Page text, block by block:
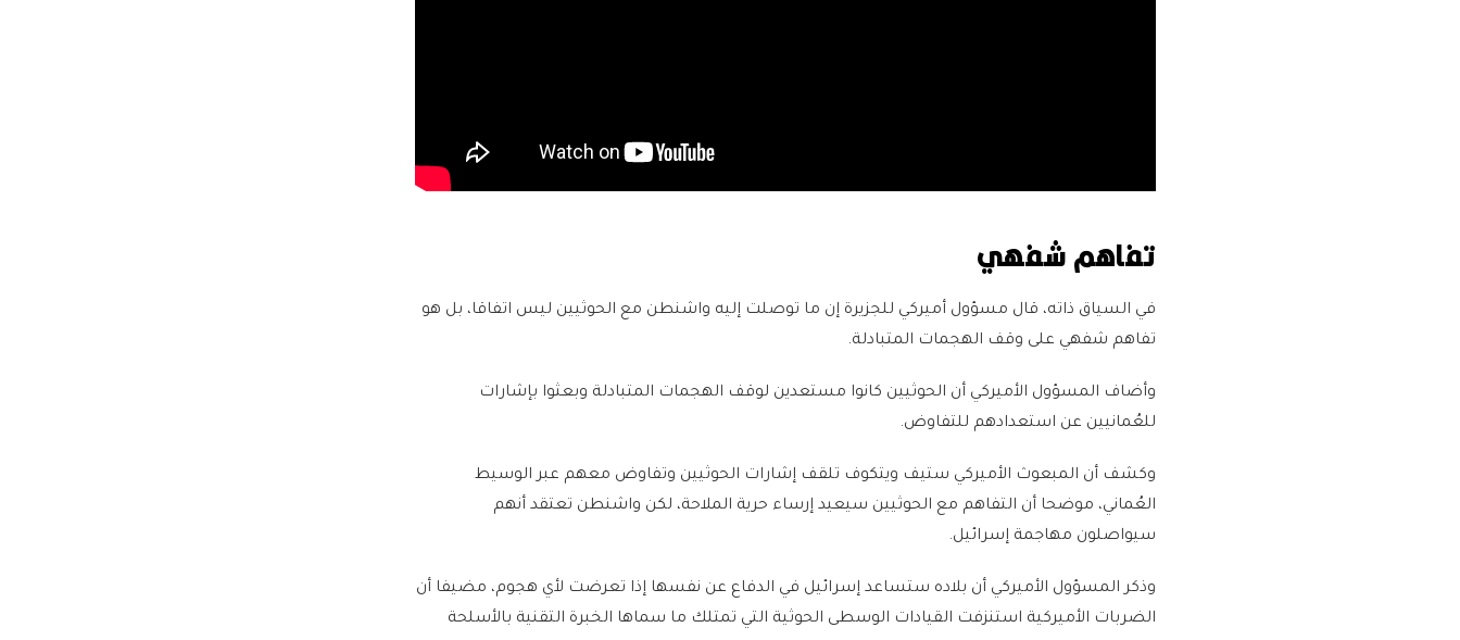
تفاهم شفهي
في السياق ذاته، قال مسؤول أميركي للجزيرة إن ما توصلت إليه واشنطن مع الحوثيين ليس اتفاقا، بل هو
تفاهم شفهي على وقف الهجمات المتبادلة.
وأضاف المسؤول الأميركي أن الحوثيين كانوا مستعدين لوقف الهجمات المتبادلة وبعثوا بإشارات
للعُمانيين عن استعدادهم للتفاوض.
وكشف أن المبعوث الأميركي ستيف ويتكوف تلقف إشارات الحوثيين وتفاوض معهم عبر الوسيط
العُماني، موضحا أن التفاهم مع الحوثيين سيعيد إرساء حرية الملاحة، لكن واشنطن تعتقد أنهم
سيواصلون مهاجمة إسرائيل.
وذكر المسؤول الأميركي أن بلاده ستساعد إسرائيل في الدفاع عن نفسها إذا تعرضت لأي هجوم، مضيفا أن
الضربات الأميركية استنزفت القيادات الوسطى الحوثية التي تمتلك ما سماها الخبرة التقنية بالأسلحة